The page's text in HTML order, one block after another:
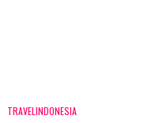
TRAVELINDONESIA